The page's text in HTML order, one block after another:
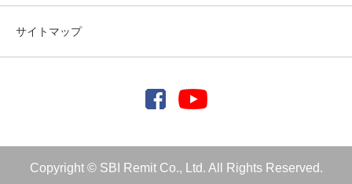
サイトマップ
Copyright © SBI Remit Co., Ltd. All Rights Reserved.